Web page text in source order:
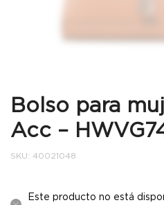
Bolso para
Acc –
SKU: 40021048
Este producto no está